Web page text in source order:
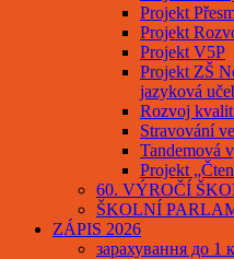
Projekt
Projekt
Projekt V5P
Projekt ZŠ
jazyková
Rozvoj
Stravování
Tandemová
Projekt
60. VÝROČÍ
ŠKOLNÍ
ZÁPIS 2026
зарахування до 1